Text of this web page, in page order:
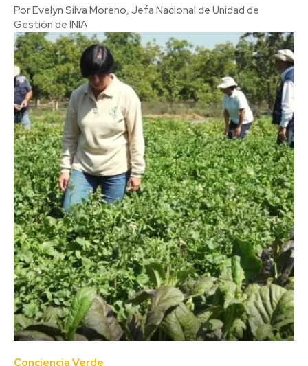
Por Evelyn Silva Moreno, Jefa Nacional de Unidad de
Gestión de INIA
Conciencia Verde